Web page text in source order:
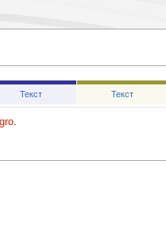
Текст Текст
.